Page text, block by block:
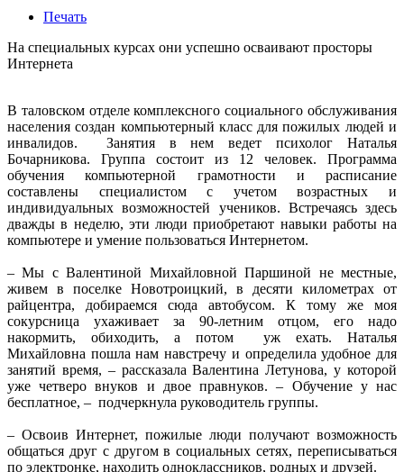
Печать
На специальных курсах они успешно осваивают просторы
Интернета
В таловском отделе комплексного социального обслуживания
населения создан компьютерный класс для пожилых людей и
инвалидов. Занятия в нем ведет психолог Наталья
Бочарникова. Группа состоит из 12 человек. Программа
обучения компьютерной грамотности и расписание
составлены специалистом с учетом возрастных и
индивидуальных возможностей учеников. Встречаясь здесь
дважды в неделю, эти люди приобретают навыки работы на
компьютере и умение пользоваться Интернетом.
– Мы с Валентиной Михайловной Паршиной не местные,
живем в поселке Новотроицкий, в десяти километрах от
райцентра, добираемся сюда автобусом. К тому же моя
сокурсница ухаживает за 90-летним отцом, его надо
накормить, обиходить, а потом уж ехать. Наталья
Михайловна пошла нам навстречу и определила удобное для
занятий время, – рассказала Валентина Летунова, у которой
уже четверо внуков и двое правнуков. – Обучение у нас
бесплатное, – подчеркнула руководитель группы.
– Освоив Интернет, пожилые люди получают возможность
общаться друг с другом в социальных сетях, переписываться
по электронке, находить одноклассников, родных и друзей.